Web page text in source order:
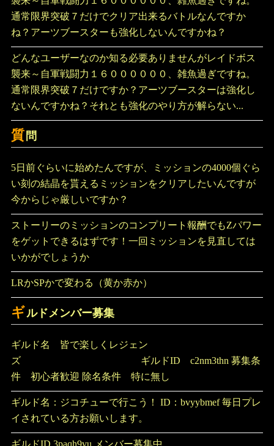
通常限界突破７だけでクリア出来るバトルなんですか
ね？アーツブースターも強化しないんですかね？
どんなユーザーなのか知る必要ありませんがレイドボス
襲来～自軍戦闘力１６００００００、雑魚過ぎですね。
通常限界突破７だけですか？アーツブースターは強化し
ないんですかね？それとも強化のやり方が解らない...
質 問
5日前ぐらいに始めたんですが、ミッションの4000個ぐら
い刻の結晶を貰えるミッションをクリアしたいんですが
今からじゃ厳しいですか？
ストーリーのミッションのコンプリート報酬でもZパワー
をゲットできるはずです！一回ミッションを見直しては
いかがでしょうか
LRかSPかで変わる（黄か赤か）
ギルドメンバー募集
ギルド名 皆で楽しくレジェン
ズ ギルドID c2nm3thn 募集条
件 初心者歓迎 除名条件 特に無し
ギルド名：ジコチューで行こう！ ID：bvyybmef 毎日プレ
イされている方お願いします。